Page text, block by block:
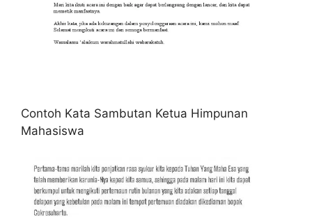
Contoh Kata Sambutan Ketua Himpunan
Mahasiswa